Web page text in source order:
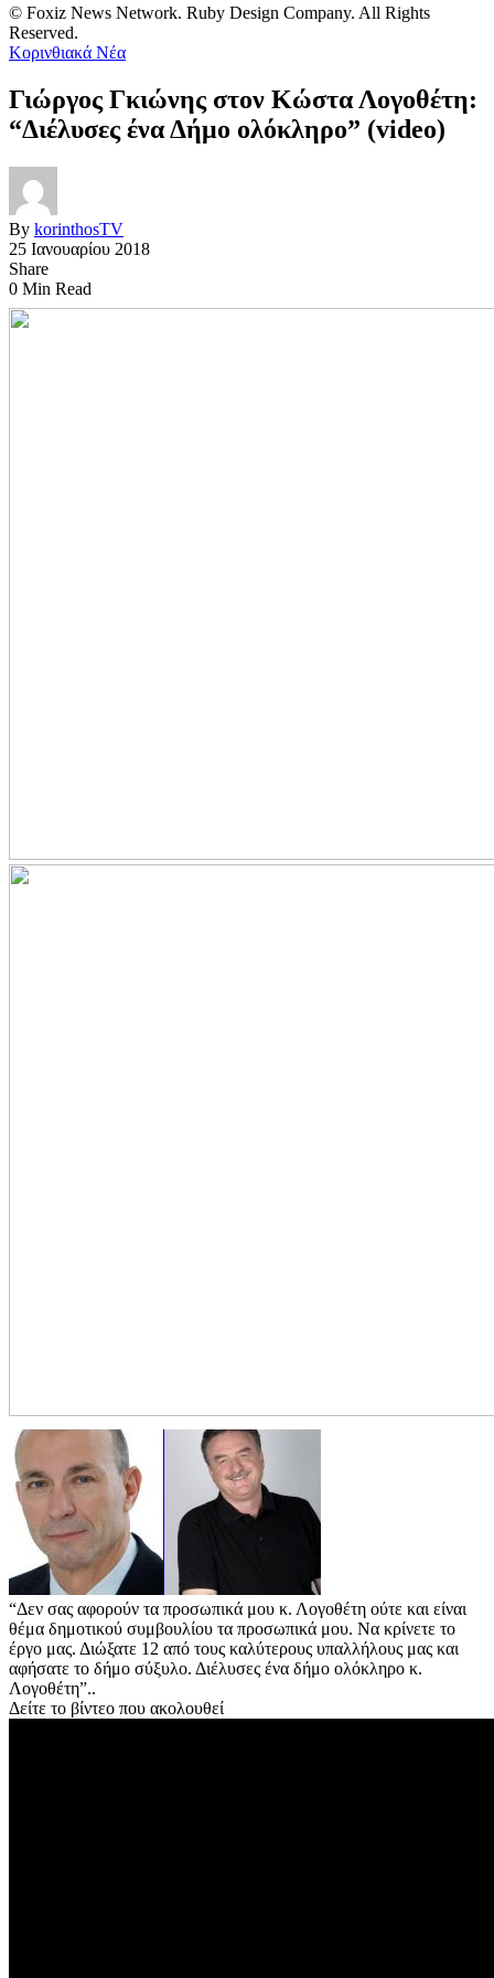
© Foxiz News Network. Ruby Design Company. All Rights
Reserved.
Κορινθιακά Νέα
Γιώργος Γκιώνης στον Κώστα Λογοθέτη:
“Διέλυσες ένα Δήμο ολόκληρο” (video)
By korinthosTV
25 Ιανουαρίου 2018
Share
0 Min Read
“Δεν σας αφορούν τα προσωπικά μου κ. Λογοθέτη ούτε και είναι
θέμα δημοτικού συμβουλίου τα προσωπικά μου. Να κρίνετε το
έργο μας. Διώξατε 12 από τους καλύτερους υπαλλήλους μας και
αφήσατε το δήμο σύξυλο. Διέλυσες ένα δήμο ολόκληρο κ.
Λογοθέτη”..
Δείτε το βίντεο που ακολουθεί